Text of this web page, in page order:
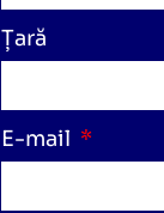
Țară
E-mail